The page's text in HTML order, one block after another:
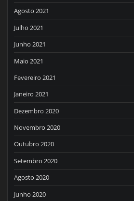
Agosto 2021
Julho 2021
Junho 2021
Maio 2021
Fevereiro 2021
Janeiro 2021
Dezembro 2020
Novembro 2020
Outubro 2020
Setembro 2020
Agosto 2020
Junho 2020